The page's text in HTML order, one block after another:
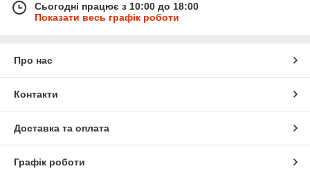
Сьогодні працює з 10:00 до 18:00
Показати весь графік роботи
Про нас
Контакти
Доставка та оплата
Графік роботи